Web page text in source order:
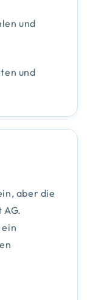
und
und
aber die
AG.
ein